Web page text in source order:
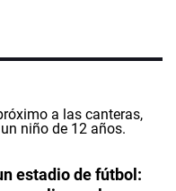
estadio de fútbol: